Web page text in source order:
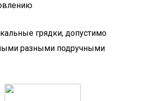
грядки, допустимо
разными подручными